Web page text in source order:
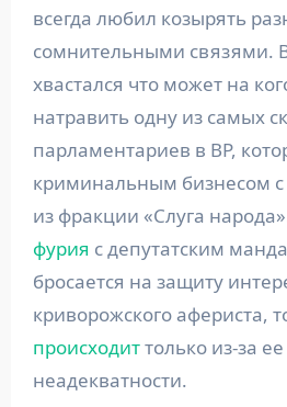
всегда любил козырять
сомнительными связями.
хвастался что может на
натравить одну из самых
парламентариев в ВР,
криминальным бизнесом
из фракции «Слуга
фурия с депутатским
бросается на защиту
криворожского афериста,
происходиттолько из-за
неадекватности.